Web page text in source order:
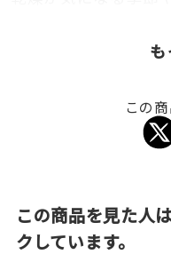
したシンプルな処方
この
この商品を見た人
クしています。